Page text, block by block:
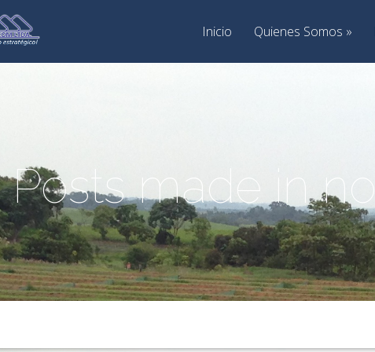
Inicio Quienes Somos
Posts made in